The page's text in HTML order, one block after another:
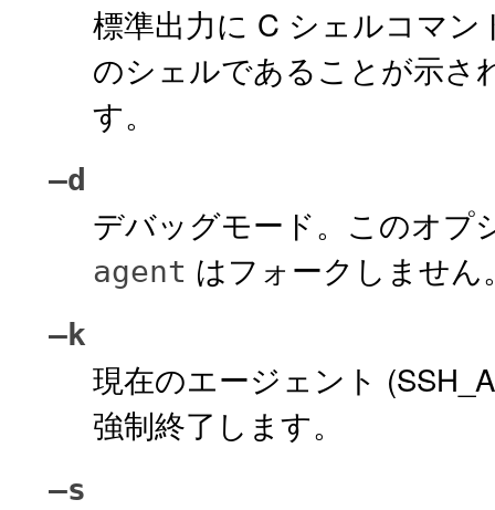
標準出力に C シェルコマ
のシェルであることが示さ
す。
–d
デバッグモード。このオプ
agent はフォークしません
–k
現在のエージェント
強制終了します。
–s